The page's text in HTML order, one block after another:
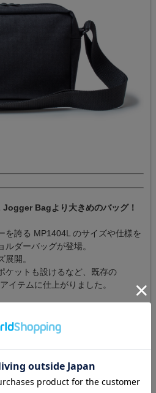
Bagより大きめのバッグ！
を誇る MP1404L のサイズや仕様を
ダーバッグが登場。
開。
ケットも設けるなど、既存の
イテムに仕上がりました。
性を兼ね備えたフロントのメッシュ
サイズ
書）